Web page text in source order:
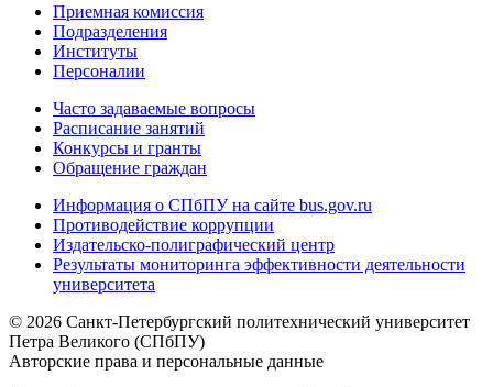
Приемная комиссия
Подразделения
Институты
Персоналии
Часто задаваемые вопросы
Расписание занятий
Конкурсы и гранты
Обращение граждан
Информация о СПбПУ на сайте bus.gov.ru
Противодействие коррупции
Издательско-полиграфический центр
Результаты мониторинга эффективности деятельности
университета
© 2026 Санкт-Петербургский политехнический университет
Петра Великого (СПбПУ)
Авторские права и персональные данные